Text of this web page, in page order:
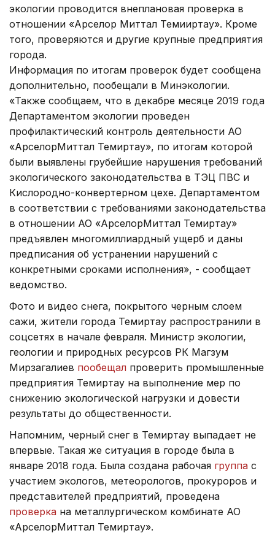
экологии проводится внеплановая проверка в
отношении «Арселор Миттал Темииртау». Кроме
того, проверяются и другие крупные предприятия
города.
Информация по итогам проверок будет сообщена
дополнительно, пообещали в Минэкологии.
«Также сообщаем, что в декабре месяце 2019 года
Департаментом экологии проведен
профилактический контроль деятельности АО
«АрселорМиттал Темиртау», по итогам которой
были выявлены грубейшие нарушения требований
экологического законодательства в ТЭЦ ПВС и
Кислородно-конвертерном цехе. Департаментом
в соответствии с требованиями законодательства
в отношении АО «АрселорМиттал Темиртау»
предъявлен многомиллиардный ущерб и даны
предписания об устранении нарушений с
конкретными сроками исполнения», - сообщает
ведомство.
Фото и видео снега, покрытого черным слоем
сажи, жители города Темиртау распространили в
соцсетях в начале февраля. Министр экологии,
геологии и природных ресурсов РК Магзум
Мирзагалиев пообещал проверить промышленные
предприятия Темиртау на выполнение мер по
снижению экологической нагрузки и довести
результаты до общественности.
Напомним, черный снег в Темиртау выпадает не
впервые. Такая же ситуация в городе была в
январе 2018 года. Была создана рабочая группа с
участием экологов, метеорологов, прокуроров и
представителей предприятий, проведена
проверка на металлургическом комбинате АО
«АрселорМиттал Темиртау».